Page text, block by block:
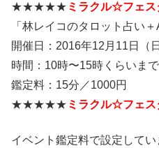
★★★★★ ミラクル☆フェス
「林レイコのタロット占い
開催日：2016年12月11日（日
時間：10時〜15時くらいまで
鑑定料：15分／1000円
★★★★★ ミラクル☆フェス
イベント鑑定料で設定してい